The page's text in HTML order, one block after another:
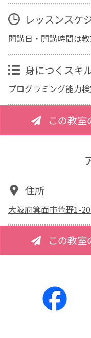
レッスンスケ
開講日・開講時間は
身につくスキ
プログラミング能力
この教室
住所
大阪府箕面市萱野1-
この教室